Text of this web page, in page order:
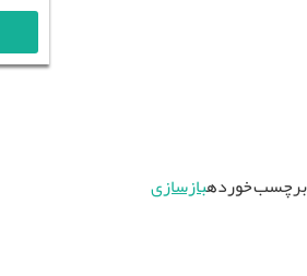
برچسب خوردهبازسازی